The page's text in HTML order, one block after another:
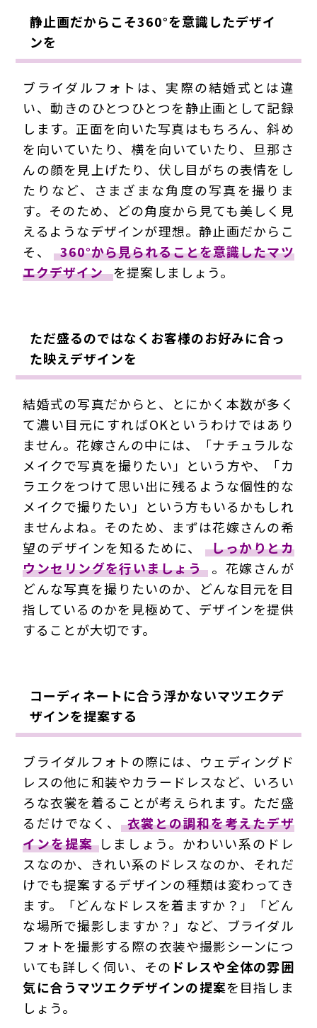
静止画だからこそ360°を意識したデザイ
ンを
ブライダルフォトは、実際の結婚式とは違
い、動きのひとつひとつを静止画として記録
します。正面を向いた写真はもちろん、斜め
を向いていたり、横を向いていたり、旦那さ
んの顔を見上げたり、伏し目がちの表情をし
たりなど、さまざまな角度の写真を撮りま
す。そのため、どの角度から見ても美しく見
えるようなデザインが理想。静止画だからこ
そ、
360°から見られることを意識したマツ
エクデザイン を提案しましょう。
ただ盛るのではなくお客様のお好みに合っ
た映えデザインを
結婚式の写真だからと、とにかく本数が多く
て濃い目元にすればOKというわけではあり
ません。花嫁さんの中には、「ナチュラルな
メイクで写真を撮りたい」という方や、「カ
ラエクをつけて思い出に残るような個性的な
メイクで撮りたい」という方もいるかもしれ
ませんよね。そのため、まずは花嫁さんの希
望のデザインを知るために、 しっかりとカ
ウンセリングを行いましょう 。花嫁さんが
どんな写真を撮りたいのか、どんな目元を目
指しているのかを見極めて、デザインを提供
することが大切です。
コーディネートに合う浮かないマツエクデ
ザインを提案する
ブライダルフォトの際には、ウェディングド
レスの他に和装やカラードレスなど、いろい
ろな衣裳を着ることが考えられます。ただ盛
るだけでなく、
衣裳との調和を考えたデザ
インを提案 しましょう。かわいい系のドレ
スなのか、きれい系のドレスなのか、それだ
けでも提案するデザインの種類は変わってき
ます。「どんなドレスを着ますか？」「どん
な場所で撮影しますか？」など、ブライダル
フォトを撮影する際の衣装や撮影シーンにつ
いても詳しく伺い、その ドレスや全体の雰囲
気に合うマツエクデザインの提案を目指しま
しょう。